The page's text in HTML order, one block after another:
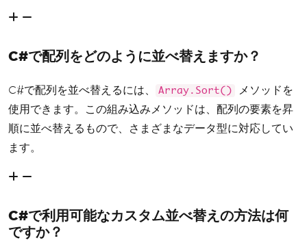
C#で配列をどのように並べ替えますか？
C#で配列を並べ替えるには、 Array.Sort()
メソッドを
使用できます。この組み込みメソッドは、配列の要素を昇
順に並べ替えるもので、さまざまなデータ型に対応してい
ます。
C#で利用可能なカスタム並べ替えの方法は何
ですか？